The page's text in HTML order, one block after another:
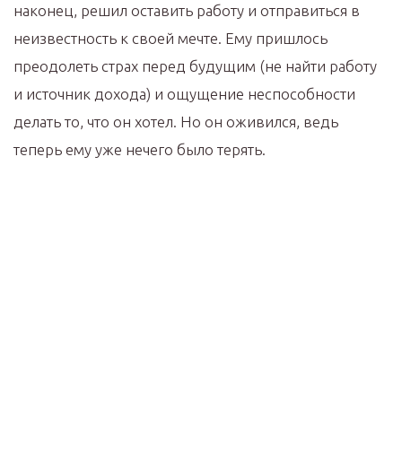
наконец, решил оставить работу и отправиться в
неизвестность к своей мечте. Ему пришлось
преодолеть страх перед будущим (не найти работу
и источник дохода) и ощущение неспособности
делать то, что он хотел. Но он оживился, ведь
теперь ему уже нечего было терять.